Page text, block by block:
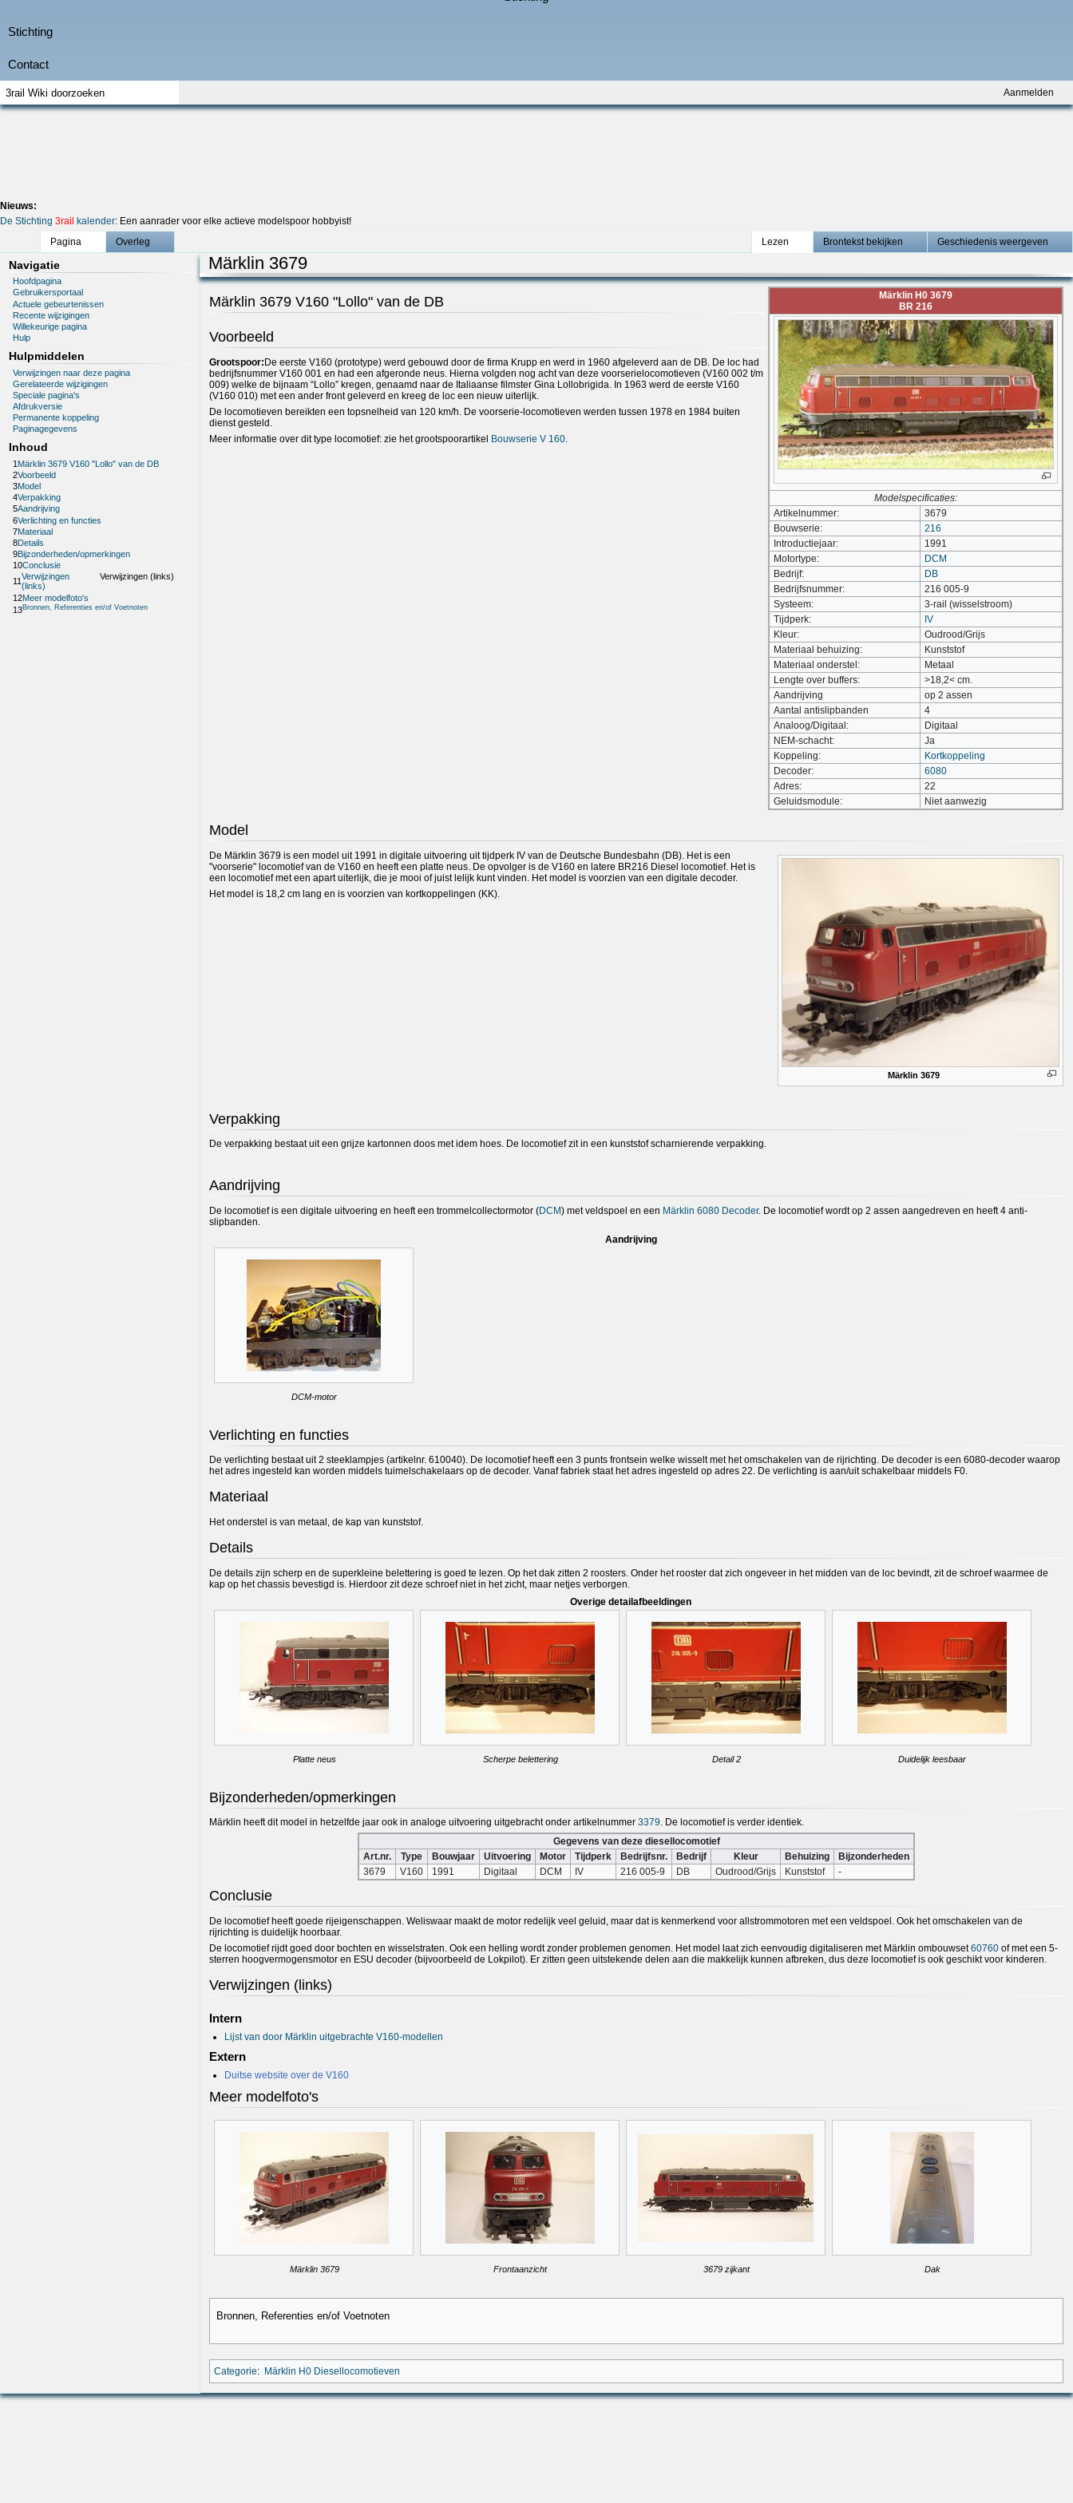
Aanmelden
Nieuws:
De Stichting 3rail kalender: Een aanrader voor elke actieve modelspoor hobbyist!
Pagina
Overleg Lezen Brontekst bekijken Geschiedenis weergeven
Navigatie
Hoofdpagina
Gebruikersportaal
Actuele gebeurtenissen
Recente wijzigingen
Willekeurige pagina
Hulp
Hulpmiddelen
Verwijzingen naar deze pagina
Gerelateerde wijzigingen
Speciale pagina's
Afdrukversie
Permanente koppeling
Paginagegevens
Inhoud
1 Märklin 3679 V160 "Lollo" van de DB
2Voorbeeld
3Model
4Verpakking
5Aandrijving
6Verlichting en functies
7Materiaal
8Details
9Bijzonderheden/opmerkingen
10Conclusie
11Verwijzingen
(links)
Verwijzingen (links)
12Meer modelfoto's
13Bronnen, Referenties en/of Voetnoten
Märklin 3679
Märklin H0 3679
BR 216
Modelspecificaties:
Artikelnummer:
3679
Bouwserie:
216
Introductiejaar:
1991
Motortype:
DCM
Bedrijf:
DB
Bedrijfsnummer:
216 005-9
Systeem:
3-rail (wisselstroom)
Tijdperk:
IV
Kleur:
Oudrood/Grijs
Materiaal behuizing:
Kunststof
Materiaal onderstel:
Metaal
Lengte over buffers:
>18,2< cm.
Aandrijving
op 2 assen
Aantal antislipbanden
4
Analoog/Digitaal:
Digitaal
NEM-schacht:
Ja
Koppeling:
Kortkoppeling
Decoder:
6080
Adres:
22
Geluidsmodule:
Niet aanwezig
Märklin 3679 V160 "Lollo" van de DB
Voorbeeld
Grootspoor:De eerste V160 (prototype) werd gebouwd door de firma Krupp en werd in 1960 afgeleverd aan de DB. De loc had
bedrijfsnummer V160 001 en had een afgeronde neus. Hierna volgden nog acht van deze voorserielocomotieven (V160 002 t/m
009) welke de bijnaam “Lollo” kregen, genaamd naar de Italiaanse filmster Gina Lollobrigida. In 1963 werd de eerste V160
(V160 010) met een ander front geleverd en kreeg de loc een nieuw uiterlijk.
De locomotieven bereikten een topsnelheid van 120 km/h. De voorserie-locomotieven werden tussen 1978 en 1984 buiten
dienst gesteld.
Meer informatie over dit type locomotief: zie het grootspoorartikel Bouwserie V 160
Model
Märklin 3679
De Märklin 3679 is een model uit 1991 in digitale uitvoering uit tijdperk IV van de Deutsche Bundesbahn (DB). Het is een
"voorserie" locomotief van de V160 en heeft een platte neus. De opvolger is de V160 en latere BR216 Diesel locomotief. Het is
een locomotief met een apart uiterlijk, die je mooi of juist lelijk kunt vinden. Het model is voorzien van een digitale decoder.
Het model is 18,2 cm lang en is voorzien van kortkoppelingen (KK).
Verpakking
De verpakking bestaat uit een grijze kartonnen doos met idem hoes. De locomotief zit in een kunststof scharnierende verpakking.
Aandrijving
De locomotief is een digitale uitvoering en heeft een trommelcollectormotor (DCM) met veldspoel en een Märklin 6080 Decoder. De locomotief wordt op 2 assen aangedreven en heeft 4 anti-
slipbanden.
Aandrijving
DCM-motor
Verlichting en functies
De verlichting bestaat uit 2 steeklampjes (artikelnr. 610040). De locomotief heeft een 3 punts frontsein welke wisselt met het omschakelen van de rijrichting. De decoder is een 6080-decoder waarop
het adres ingesteld kan worden middels tuimelschakelaars op de decoder. Vanaf fabriek staat het adres ingesteld op adres 22. De verlichting is aan/uit schakelbaar middels F0.
Materiaal
Het onderstel is van metaal, de kap van kunststof.
Details
De details zijn scherp en de superkleine belettering is goed te lezen. Op het dak zitten 2 roosters. Onder het rooster dat zich ongeveer in het midden van de loc bevindt, zit de schroef waarmee de
kap op het chassis bevestigd is. Hierdoor zit deze schroef niet in het zicht, maar netjes verborgen.
Overige detailafbeeldingen
Platte neus Scherpe belettering Detail 2 Duidelijk leesbaar
Bijzonderheden/opmerkingen
Märklin heeft dit model in hetzelfde jaar ook in analoge uitvoering uitgebracht onder artikelnummer 3379. De locomotief is verder identiek.
Gegevens van deze diesellocomotief
Art.nr.
Type Bouwjaar Uitvoering Motor Tijdperk Bedrijfsnr. Bedrijf Kleur Behuizing
Bijzonderheden
3679
V160 1991 Digitaal DCM IV 216 005-9 DB Oudrood/Grijs Kunststof -
Conclusie
De locomotief heeft goede rijeigenschappen. Weliswaar maakt de motor redelijk veel geluid, maar dat is kenmerkend voor allstrommotoren met een veldspoel. Ook het omschakelen van de
rijrichting is duidelijk hoorbaar.
De locomotief rijdt goed door bochten en wisselstraten. Ook een helling wordt zonder problemen genomen. Het model laat zich eenvoudig digitaliseren met Märklin ombouwset60760 of met een 5-
sterren hoogvermogensmotor en ESU decoder (bijvoorbeeld de Lokpilot). Er zitten geen uitstekende delen aan die makkelijk kunnen afbreken, dus deze locomotief is ook geschikt voor kinderen.
Verwijzingen (links)
Intern
Lijst van door Märklin uitgebrachte V160-modellen
Extern
Duitse website over de V160
Meer modelfoto's
Märklin 3679 Frontaanzicht 3679 zijkant Dak
Bronnen, Referenties en/of Voetnoten
Categorie: Märklin H0 Diesellocomotieven